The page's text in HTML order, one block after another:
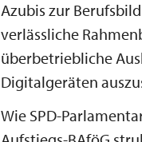
Azubis zur
verlässliche
überbetriebliche
Digitalgeräten
Wie SPD-